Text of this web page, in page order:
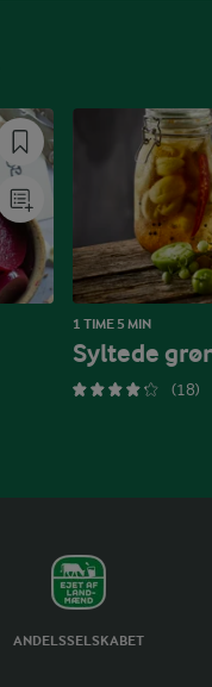
1 TIME 5 MIN
Syltede
(18)
ANDELSSELSKABET